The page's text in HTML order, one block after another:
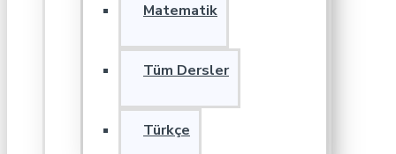
Matematik
Tüm Dersler
Türkçe